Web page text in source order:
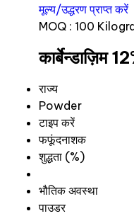
मूल्य/उद्धरण प्राप्त करें
MOQ : 100
कार्बेन्डाज़िम
राज्य
Powder
टाइप करें
फफूंदनाशक
शुद्धता (%)
भौतिक अवस्था
पाउडर